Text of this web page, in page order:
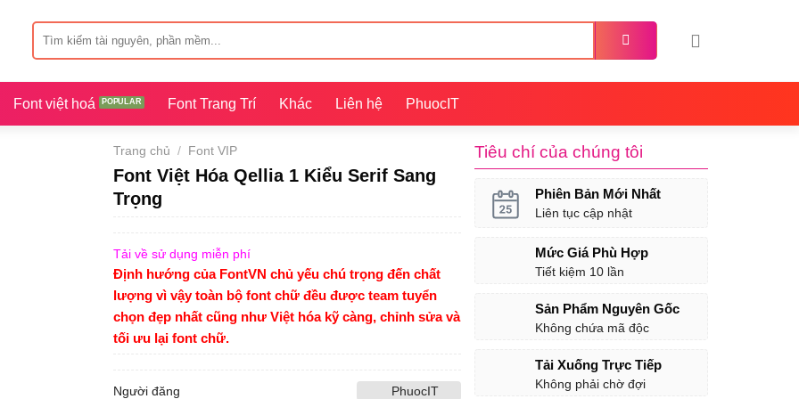
kiếm:
Font việt hoá Font Trang Trí Khác Liên hệ PhuocIT
Trang chủ / Font VIP
Font Việt Hóa Qellia 1 Kiểu Serif Sang
Trọng
Tải về sử dụng miễn phí
Định hướng của FontVN chủ yếu chú trọng đến chất
lượng vì vậy toàn bộ font chữ đều được team tuyển
chọn đẹp nhất cũng như Việt hóa kỹ càng, chỉnh sửa và
tối ưu lại font chữ.
Người đăng PhuocIT
Tiêu chí của chúng tôi
Phiên Bản Mới Nhất
Liên tục cập nhật
Mức Giá Phù Hợp
Tiết kiệm 10 lần
Sản Phẩm Nguyên Gốc
Không chứa mã độc
Tải Xuống Trực Tiếp
Không phải chờ đợi